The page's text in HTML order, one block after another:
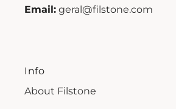
Email: geral@filstone.com
Info
About Filstone